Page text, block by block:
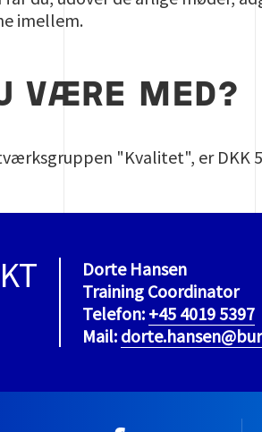
imellem.
VÆRE MED?
"Kvalitet", er DKK
Dorte Hansen
Training Coordinator
Telefon: +45 4019 5397
Mail: